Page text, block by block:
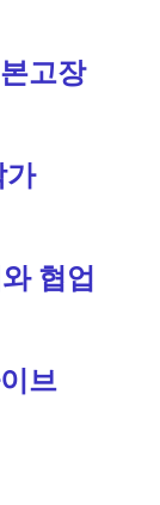
고장
가
협업
브